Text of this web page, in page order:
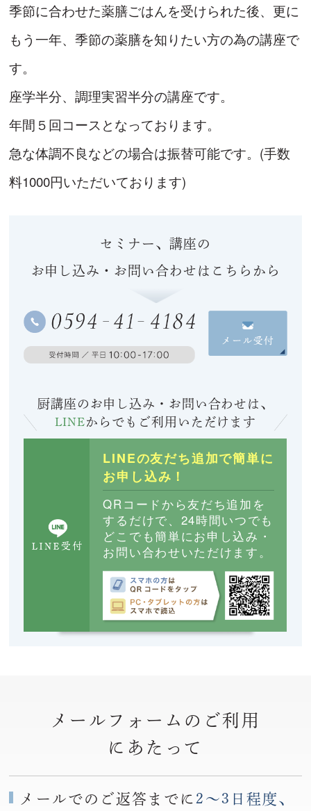
季節に合わせた薬膳ごはんを受けられた後、更に
もう一年、季節の薬膳を知りたい方の為の講座で
す。
座学半分、調理実習半分の講座です。
年間５回コースとなっております。
急な体調不良などの場合は振替可能です。(手数
料1000円いただいております)
セミナー、講座の
お申し込み・お問い合わせはこちらから
厨講座のお申し込み・お問い合わせは、
LINEからでも ご利用いただけます
LINEの友だち追加で簡単に
お申し込み！
QRコードから友だち追加を
するだけで、24時間いつでも
どこでも簡単にお申し込み・
お問い合わせいただけます。
メールフォームのご利用
にあたって
メールでのご返答までに 2〜3日程度、